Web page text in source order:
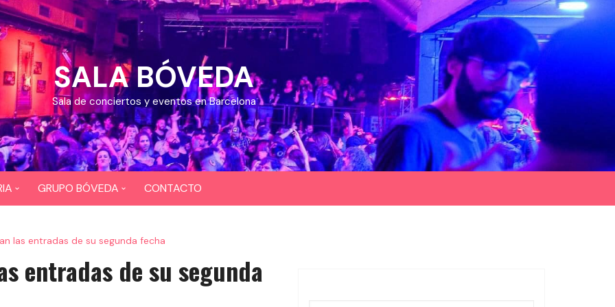
SALA BÓVEDA
Sala de conciertos y eventos en Barcelona
GRUPO BÓVEDA
BAR COYOTE
CONTACTO
las entradas de su segunda fecha
entradas de su segunda